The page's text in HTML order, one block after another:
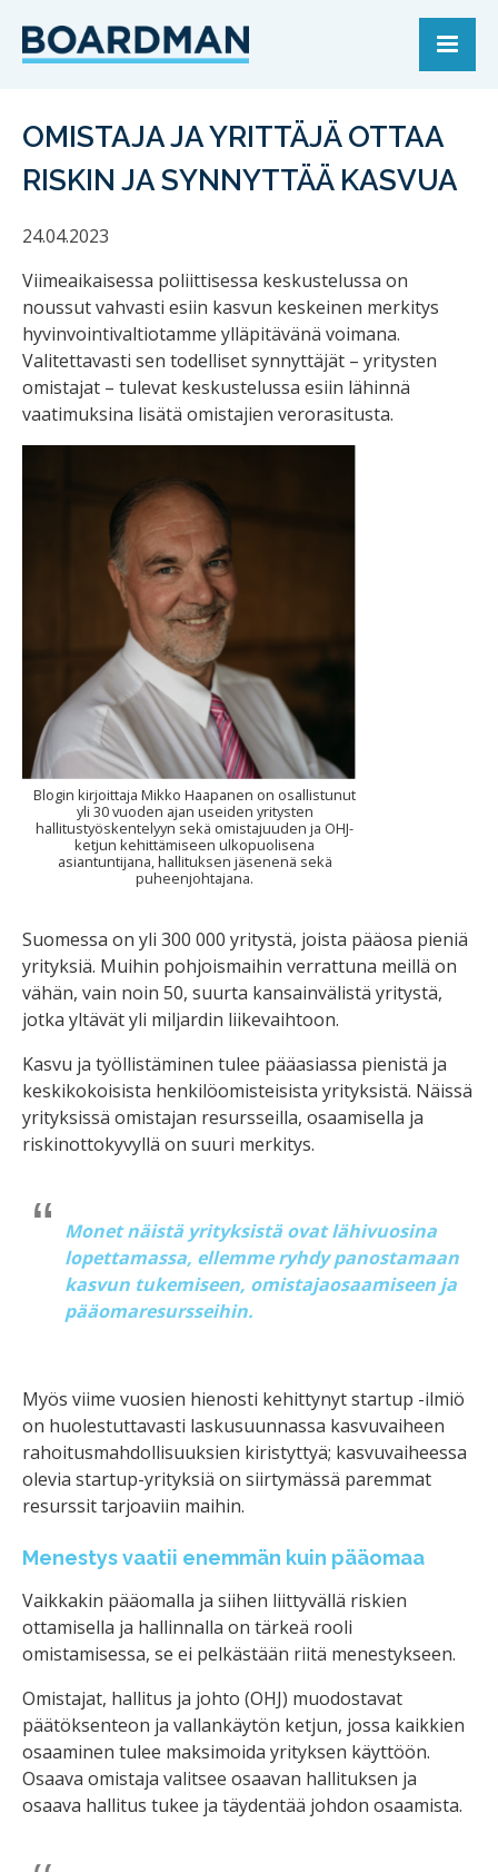
OMISTAJA JA YRITTÄJÄ OTTAA
RISKIN JA SYNNYTTÄÄ KASVUA
24.04.2023
Viimeaikaisessa poliittisessa keskustelussa on
noussut vahvasti esiin kasvun keskeinen merkitys
hyvinvointivaltiotamme ylläpitävänä voimana.
Valitettavasti sen todelliset synnyttäjät – yritysten
omistajat – tulevat keskustelussa esiin lähinnä
vaatimuksina lisätä omistajien verorasitusta.
Blogin kirjoittaja Mikko Haapanen on osallistunut
yli 30 vuoden ajan useiden yritysten
hallitustyöskentelyyn sekä omistajuuden ja OHJ-
ketjun kehittämiseen ulkopuolisena
asiantuntijana, hallituksen jäsenenä sekä
puheenjohtajana.
Suomessa on yli 300 000 yritystä, joista pääosa pieniä
yrityksiä. Muihin pohjoismaihin verrattuna meillä on
vähän, vain noin 50, suurta kansainvälistä yritystä,
jotka yltävät yli miljardin liikevaihtoon.
Kasvu ja työllistäminen tulee pääasiassa pienistä ja
keskikokoisista henkilöomisteisista yrityksistä. Näissä
yrityksissä omistajan resursseilla, osaamisella ja
riskinottokyvyllä on suuri merkitys.
Monet näistä yrityksistä ovat lähivuosina
lopettamassa, ellemme ryhdy panostamaan
kasvun tukemiseen, omistajaosaamiseen ja
pääomaresursseihin.
Myös viime vuosien hienosti kehittynyt startup -ilmiö
on huolestuttavasti laskusuunnassa kasvuvaiheen
rahoitusmahdollisuuksien kiristyttyä; kasvuvaiheessa
olevia startup-yrityksiä on siirtymässä paremmat
resurssit tarjoaviin maihin.
Menestys vaatii enemmän kuin pääomaa
Vaikkakin pääomalla ja siihen liittyvällä riskien
ottamisella ja hallinnalla on tärkeä rooli
omistamisessa, se ei pelkästään riitä menestykseen.
Omistajat, hallitus ja johto (OHJ) muodostavat
päätöksenteon ja vallankäytön ketjun, jossa kaikkien
osaaminen tulee maksimoida yrityksen käyttöön.
Osaava omistaja valitsee osaavan hallituksen ja
osaava hallitus tukee ja täydentää johdon osaamista.